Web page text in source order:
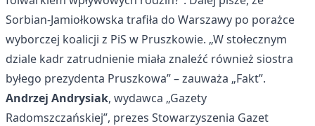
Sorbian-Jamiołkowska trafiła do Warszawy po porażce
wyborczej koalicji z PiS w Pruszkowie. „W stołecznym
dziale kadr zatrudnienie miała znaleźć również siostra
byłego prezydenta Pruszkowa” – zauważa „Fakt”.
Andrzej Andrysiak, wydawca „Gazety
Radomszczańskiej”, prezes Stowarzyszenia Gazet